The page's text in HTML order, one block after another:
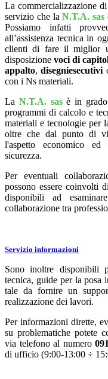
La commercializzazione
servizio che laN.T.A. sas
Possiamo infatti
all’assistenza tecnica in
clienti di fare il miglior
disposizione voci di
appalto,disegniesecutivi
con i Ns materiali.
La N.T.A. sas è in
programmi di calcolo e
materiali e tecnologie per
oltre che dal punto di
l'aspetto economico
sicurezza.
Per eventuali
possono essere coinvolti
disponibili ad
collaborazione tra
Servizio informazioni
Sono inoltre disponibili
tecnica, guide per la posa
tale da fornire un
realizzazione dei lavori.
Per informazioni dirette,
su problematiche potete
via telefono al numero
di ufficio (9:00-13:00 ÷